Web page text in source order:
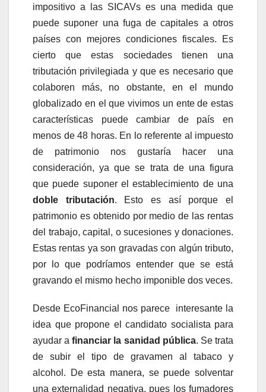
impositivo a las SICAVs es una medida que
puede suponer una fuga de capitales a otros
países con mejores condiciones fiscales. Es
cierto que estas sociedades tienen una
tributación privilegiada y que es necesario que
colaboren más, no obstante, en el mundo
globalizado en el que vivimos un ente de estas
características puede cambiar de país en
menos de 48 horas. En lo referente al impuesto
de patrimonio nos gustaría hacer una
consideración, ya que se trata de una figura
que puede suponer el establecimiento de una
doble tributación. Esto es así porque el
patrimonio es obtenido por medio de las rentas
del trabajo, capital, o sucesiones y donaciones.
Estas rentas ya son gravadas con algún tributo,
por lo que podríamos entender que se está
gravando el mismo hecho imponible dos veces.
Desde EcoFinancial nos parece interesante la
idea que propone el candidato socialista para
ayudar afinanciar la sanidad pública. Se trata
de subir el tipo de gravamen al tabaco y
alcohol. De esta manera, se puede solventar
una externalidad negativa, pues los fumadores